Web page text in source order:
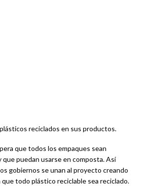
reciclados en sus productos.
que todos los empaques sean
que puedan usarse en composta. Así
gobiernos se unan al proyecto creando
todo plástico reciclable sea reciclado.